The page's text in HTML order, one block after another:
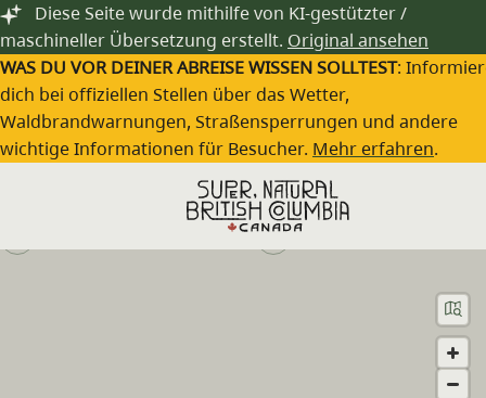
Zum Hauptinhalt springen
Diese Seite wurde mithilfe von KI-gestützter /
maschineller Übersetzung erstellt. Original ansehen
WAS DU VOR DEINER ABREISE WISSEN SOLLTEST:
dich bei offiziellen Stellen über das Wetter,
Waldbrandwarnungen, Straßensperrungen und andere
wichtige Informationen für Besucher. Mehr erfahren.
Best Western Williams Lake Hotel
(250) 374-0034